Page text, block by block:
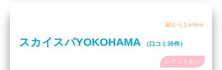
駅から1.69km
スカイスパYOKOHAMA （口コミ36件）
レディスあり